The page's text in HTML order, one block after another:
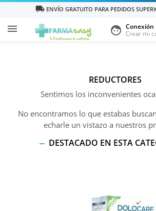
local_shipping ENVÍO GRATUITO PARA PEDIDOS
 face Conexión
Crear mi
REDUCTORES
Sentimos los inconvenientes
No encontramos lo que estabas
echarle un vistazo a nuestros
DESTACADO EN ESTA